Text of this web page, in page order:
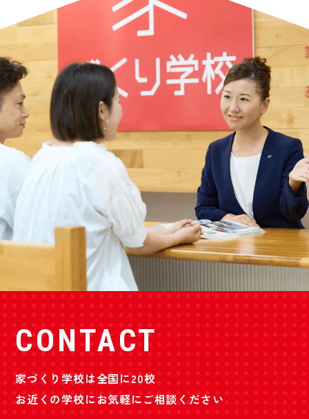
CONTACT
家づくり学校は全国に20校
お近くの学校にお気軽にご相談ください